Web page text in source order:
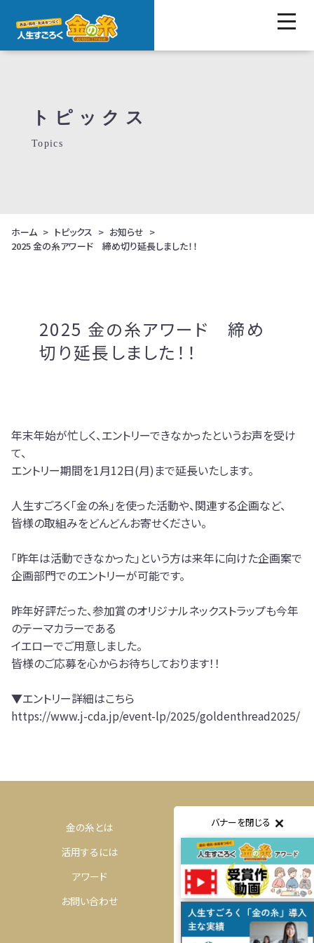
トピックス
Topics
ホーム トピックス
お知らせ
2025 金の糸アワード 締め切り延長しました！！
2025 金の糸アワード 締め
切り延長しました！！
年末年始が忙しく、エントリーできなかったというお声を受け
て、
エントリー期間を1月12日(月)まで延長いたします。
人生すごろく「金の糸」を使った活動や、関連する企画など、
皆様の取組みをどんどんお寄せください。
「昨年は活動できなかった」という方は来年に向けた企画案で
企画部門でのエントリーが可能です。
昨年好評だった、参加賞のオリジナルネックストラップも今年
のテーマカラーである
イエローでご用意しました。
皆様のご応募を心からお待ちしております！！
▼エントリー詳細はこちら
https://www.j-cda.jp/event-lp/2025/goldenthread2025/
金の糸とは
体験するには
活用するには
購入するには
アワード
コミュニティ
お問い合わせ
バナーを閉じる